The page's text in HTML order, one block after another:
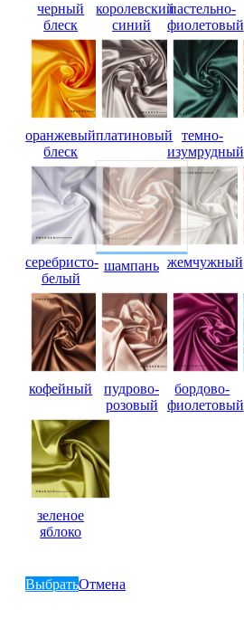
черный
блеск
королевский
синий
пастельно-
фиолетовый
оранжевый
блеск
платиновый
темно-
изумрудный
серебристо-
белый
шампань жемчужный
кофейный
пудрово-
розовый
бордово-
фиолетовый
зеленое
яблоко
ВыбратьОтмена